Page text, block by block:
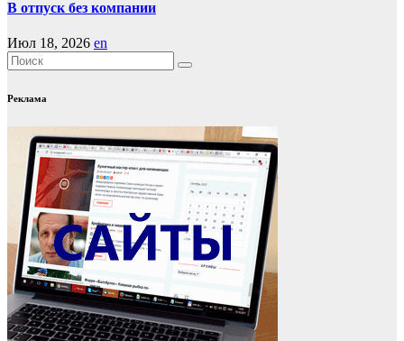
В отпуск без компании
Июл 18, 2026 en
Реклама